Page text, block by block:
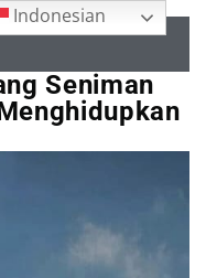
Seniman
Indonesian